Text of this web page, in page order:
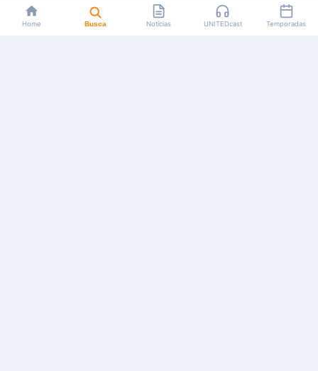
Home Busca Notícias UNITEDcast Temporadas